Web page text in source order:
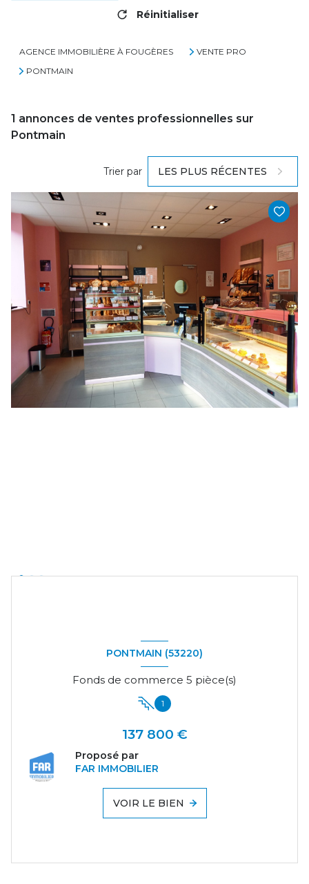
Réinitialiser
AGENCE IMMOBILIÈRE À FOUGÈRES
VENTE PRO
PONTMAIN
1 annonces de ventes professionnelles sur
Pontmain
Trier par LES PLUS RÉCENTES
PONTMAIN (53220)
Fonds de commerce 5 pièce(s)
1
137 800 €
Proposé par
FAR IMMOBILIER
VOIR LE BIEN